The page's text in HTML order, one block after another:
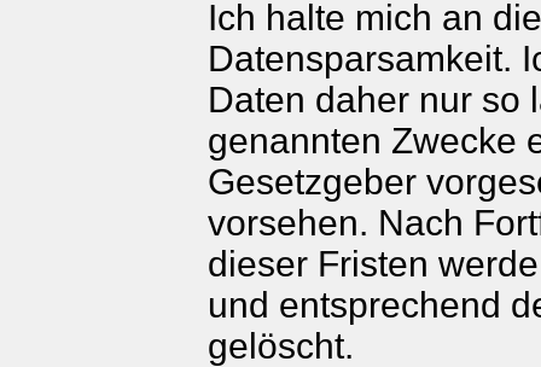
Ich halte mich an
Datensparsamkeit.
Daten daher nur so
genannten Zwecke
Gesetzgeber
vorsehen. Nach
dieser Fristen
und entsprechend
gelöscht.